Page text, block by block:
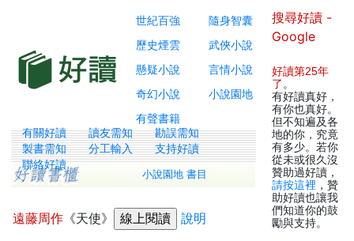
世紀百強
隨身智囊
歷史煙雲
武俠小說
懸疑小說
言情小說
奇幻小說
小說園地
有聲書籍
有關好讀 讀友需知
勘誤需知
製書需知
分工輸入
支持好讀
聯絡好讀
小說園地 書目
遠藤周作 《天使》 說明
搜尋好讀 -
Google
好讀第25年
了 。
有好讀真好，
有你也真好。
但不知遍及各
地的你，究竟
有多少。若你
從未或很久沒
贊助過好讀，
請按這裡 ，贊
助好讀也讓我
們知道你的鼓
勵與支持。